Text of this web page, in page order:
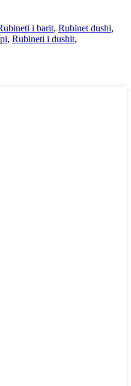
i barit, Rubinet dushi,
, Rubineti i dushit,